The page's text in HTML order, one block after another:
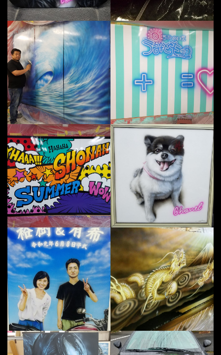
お店の壁用ににアートパネルを制
インスタ栄えするアートパネル制
ウェデイングボード制作しました～
ヴェノム描いてみました！